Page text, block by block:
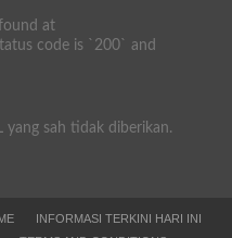
at
code is `200` and
yang sah tidak diberikan.
INFORMASI TERKINI HARI INI